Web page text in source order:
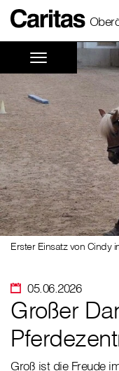
05.06.2026
Erster Einsatz von Cindy
Großer
Groß ist die Freude